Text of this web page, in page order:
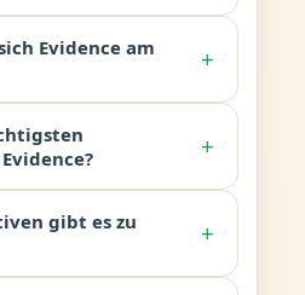
Evidence am
+
+
gibt es zu
+